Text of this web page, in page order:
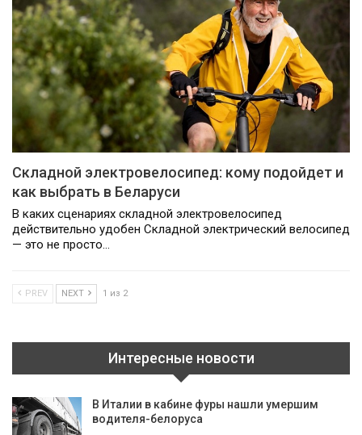
Складной электровелосипед: кому подойдет и
как выбрать в Беларуси
В каких сценариях складной электровелосипед
действительно удобен Складной электрический велосипед
— это не просто…
PREV NEXT 1 из 2
Интересные новости
В Италии в кабине фуры нашли умершим
водителя-белоруса